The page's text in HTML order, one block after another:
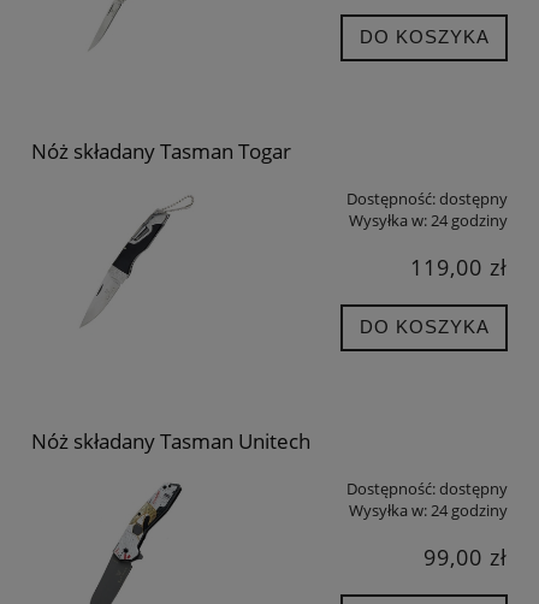
DO KOSZYKA
Nóż składany Tasman Togar
Dostępność:dostępny
Wysyłka w:24 godziny
119,00 zł
DO KOSZYKA
Nóż składany Tasman Unitech
Dostępność:dostępny
Wysyłka w:24 godziny
99,00 zł